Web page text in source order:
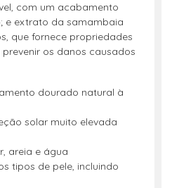
com um acabamento
e extrato da samambaia
que fornece propriedades
os danos causados
dourado natural à
solar muito elevada
areia e água
tipos de pele, incluindo